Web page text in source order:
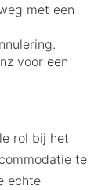
met een
voor een
rol bij het
te
echte